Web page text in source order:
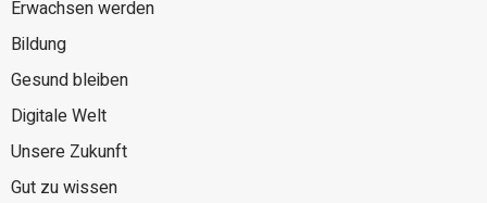
Erwachsen werden
Bildung
Gesund bleiben
Digitale Welt
Unsere Zukunft
Gut zu wissen